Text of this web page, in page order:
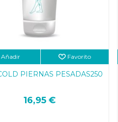
Añadir Favorito
PIERNAS PESADAS250
16,95 €